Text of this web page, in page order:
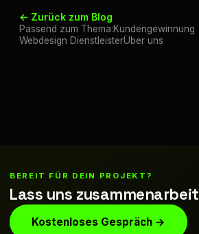
← Zurück zum Blog
Passend zum Thema:Kundengewinnung
Webdesign DienstleisterÜber uns
BEREIT FÜR DEIN PROJEKT?
Lass uns
Kostenloses Gespräch →